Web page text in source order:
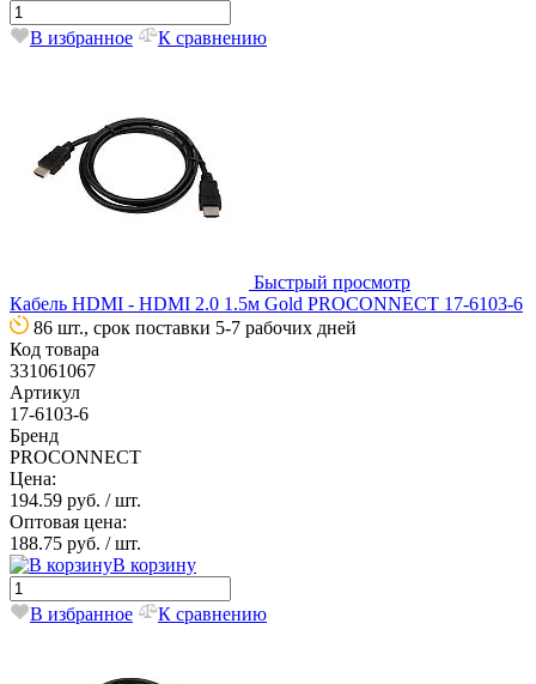
В избранное К сравнению
Быстрый просмотр
Кабель HDMI - HDMI 2.0 1.5м Gold PROCONNECT 17-6103-6
86 шт., срок поставки 5-7 рабочих дней
Код товара
331061067
Артикул
17-6103-6
Бренд
PROCONNECT
Цена:
194.59 руб. / шт.
Оптовая цена:
188.75 руб. / шт.
В корзину
В избранное К сравнению